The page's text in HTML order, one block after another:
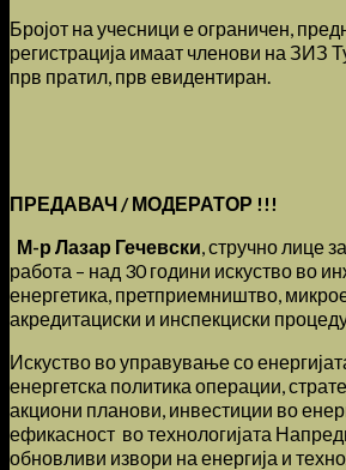
Бројот на учесници е ограничен,
регистрација имаат членови на ЗИЗ
прв пратил, прв евидентиран.
ПРЕДАВАЧ / МОДЕРАТОР !!!
М-р Лазар Гечевски, стручно лице
работа – над 30 години искуство во
енергетика, претприемништво,
акредитациски и инспекциски
Искуство во управување со
енергетска политика операции,
акциони планови, инвестиции во
ефикасност во технологијата
обновливи извори на енергија и